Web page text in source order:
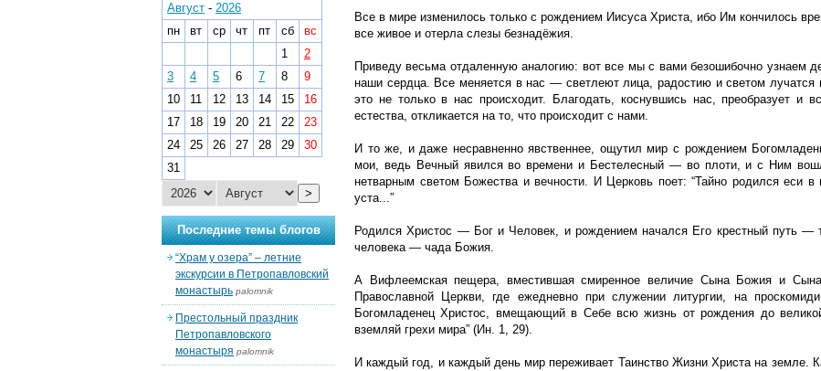
Все в мире изменилось только с рождением Иисуса Христа, ибо Им кончилось
все живое и отерла слезы безнадёжия.
Приведу весьма отдаленную аналогию: вот все мы с вами безошибочно узнаем
наши сердца. Все меняется в нас — светлеют лица, радостию и светом лучатся
это не только в нас происходит. Благодать, коснувшись нас, преобразует и
естества, откликается на то, что происходит с нами.
И то же, и даже несравненно явственнее, ощутил мир с рождением
мои, ведь Вечный явился во времени и Бестелесный — во плоти, и с Ним
нетварным светом Божества и вечности. И Церковь поет: “Тайно родился еси
уста...”
Родился Христос — Бог и Человек, и рождением начался Его крестный путь —
человека — чада Божия.
А Вифлеемская пещера, вместившая смиренное величие Сына Божия и Сына
Православной Церкви, где ежедневно при служении литургии, на
Богомладенец Христос, вмещающий в Себе всю жизнь от рождения до
вземляй грехи мира” (Ин. 1, 29).
И каждый год, и каждый день мир переживает Таинство Жизни Христа на земле.
Август - 2026
пн
вт ср чт пт сб
вс
1
2
3
4 5 6 7 8
9
10
11 12 13 14 15
16
17
18 19 20 21 22
23
24
25 26 27 28 29
30
31
>
Последние темы блогов
“Храм у озера” – летние
экскурсии в Петропавловский
монастырь palomnik
Престольный праздник
Петропавловского
монастыря palomnik